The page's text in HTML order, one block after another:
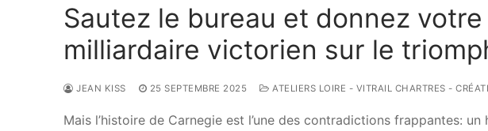
Sautez le bureau et donnez
milliardaire victorien sur le
JEAN KISS 25 SEPTEMBRE 2025 ATELIERS LOIRE - VITRAIL CHARTRES -
Mais l’histoire de Carnegie est l’une des contradictions frappantes: